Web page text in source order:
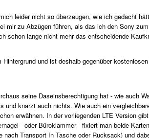
leider nicht so überzeugen, wie ich gedacht
mir zu Abzügen führen, als das ich den Sony
schon lange nicht mehr das entscheidende
und ist deshalb gegenüber
seine Daseinsberechtigung hat - wie auch
knarzt auch nichts. Wie auch ein
erwähnen. In der vorliegenden LTE Version
- oder Büroklammer - fixiert man beide
Transport ín Tasche oder Rucksack) und